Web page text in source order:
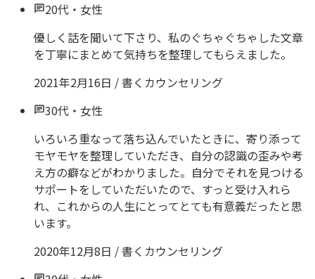
20代 ・ 女性
優しく話を聞いて下さり、私のぐちゃぐちゃした文章
を丁寧にまとめて気持ちを整理してもらえました。
2021年2月16日 /書くカウンセリング
30代 ・ 女性
いろいろ重なって落ち込んでいたときに、寄り添って
モヤモヤを整理していただき、自分の認識の歪みや考
え方の癖などがわかりました。自分でそれを見つける
サポートをしていただいたので、すっと受け入れら
れ、これからの人生にとってとても有意義だったと思
います。
2020年12月8日 /書くカウンセリング